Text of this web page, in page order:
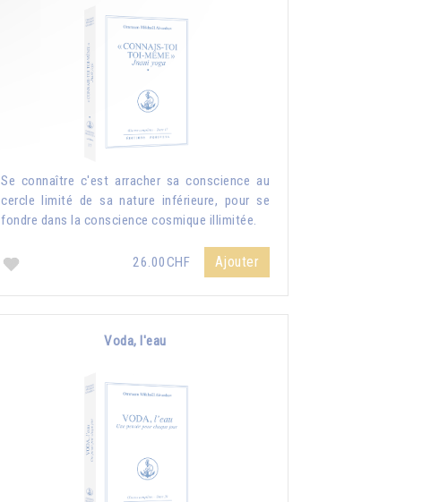
Se connaître c'est arracher sa conscience au
cercle limité de sa nature inférieure, pour se
fondre dans la conscience cosmique illimitée.
26.00CHF Ajouter
Voda, l'eau